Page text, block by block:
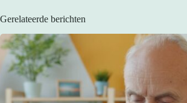
Gerelateerde berichten